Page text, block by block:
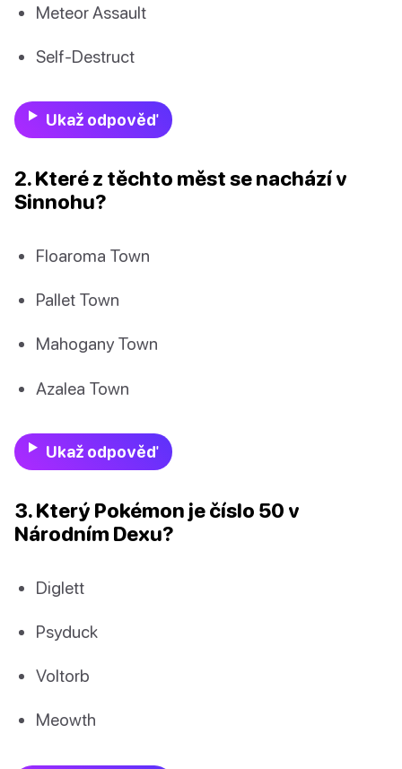
Meteor Assault
Self-Destruct
Ukaž odpověď
2. Které z těchto měst se nachází v
Sinnohu?
Floaroma Town
Pallet Town
Mahogany Town
Azalea Town
Ukaž odpověď
3. Který Pokémon je číslo 50 v
Národním Dexu?
Diglett
Psyduck
Voltorb
Meowth